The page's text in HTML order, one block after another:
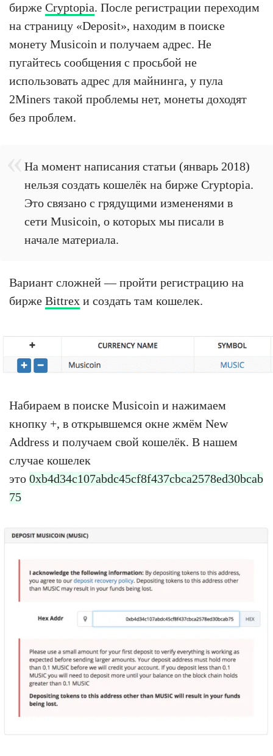
бирже Cryptopia. После регистрации переходим
на страницу «Deposit», находим в поиске
монету Musicoin и получаем адрес. Не
пугайтесь сообщения с просьбой не
использовать адрес для майнинга, у пула
2Miners такой проблемы нет, монеты доходят
без проблем.
На момент написания статьи (январь 2018)
нельзя создать кошелёк на бирже Cryptopia.
Это связано с грядущими измененями в
сети Musicoin, о которых мы писали в
начале материала.
Вариант сложней — пройти регистрацию на
бирже Bittrex и создать там кошелек.
Набираем в поиске Musicoin и нажимаем
кнопку +, в открывшемся окне жмём New
Address и получаем свой кошелёк. В нашем
случае кошелек
это 0xb4d34c107abdc45cf8f437cbca2578ed30bcab
75